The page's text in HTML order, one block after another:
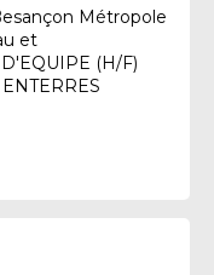
Métropole
et
(H/F)